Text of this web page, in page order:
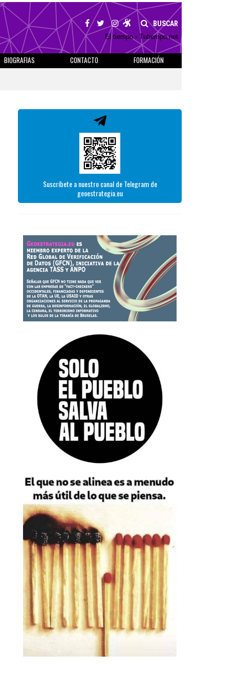
BUSCAR
El tiempo - Tutiempo.net
BIOGRAFIAS CONTACTO
FORMACIÓN
Suscríbete a nuestro canal de Telegram de
geoestrategia.eu